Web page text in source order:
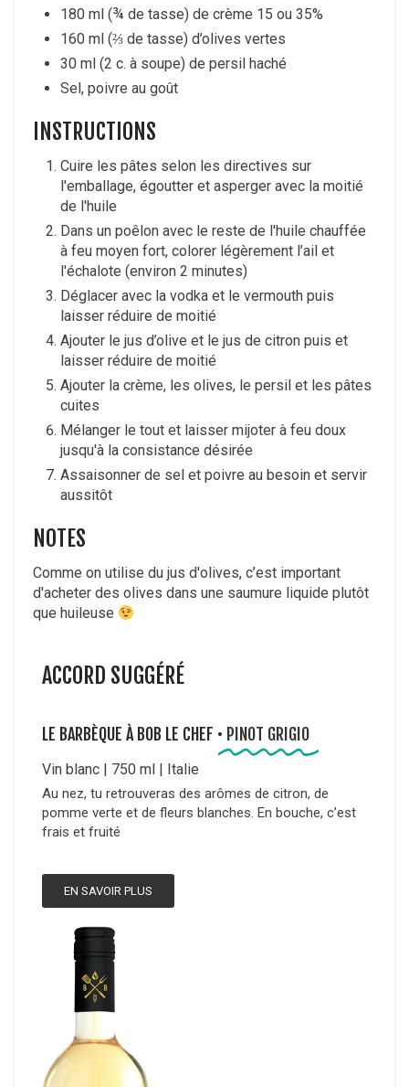
180 ml (¾ de tasse) de crème 15 ou 35%
160 ml (⅔ de tasse) d’olives vertes
30 ml (2 c. à soupe) de persil haché
Sel, poivre au goût
INSTRUCTIONS
Cuire les pâtes selon les directives sur
l'emballage, égoutter et asperger avec la moitié
de l'huile
Dans un poêlon avec le reste de l'huile chauffée
à feu moyen fort, colorer légèrement l’ail et
l'échalote (environ 2 minutes)
Déglacer avec la vodka et le vermouth puis
laisser réduire de moitié
Ajouter le jus d’olive et le jus de citron puis et
laisser réduire de moitié
Ajouter la crème, les olives, le persil et les pâtes
cuites
Mélanger le tout et laisser mijoter à feu doux
jusqu'à la consistance désirée
Assaisonner de sel et poivre au besoin et servir
aussitôt
NOTES
Comme on utilise du jus d'olives, c’est important
d'acheter des olives dans une saumure liquide plutôt
que huileuse
ACCORD SUGGÉRÉ
LE BARBÈQUE À BOB LE CHEF • PINOT GRIGIO
Vin blanc | 750 ml | Italie
Au nez, tu retrouveras des arômes de citron, de
pomme verte et de fleurs blanches. En bouche, c’est
frais et fruité
EN SAVOIR PLUS